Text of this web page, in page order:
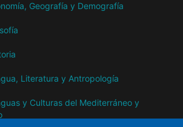
Geografía y Demografía
Literatura y Antropología
y Culturas del Mediterráneo y